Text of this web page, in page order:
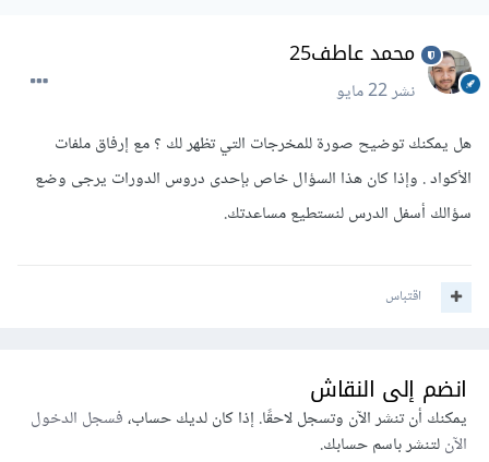
محمد عاطف25
نشر22 مايو
هل يمكنك توضيح صورة للمخرجات التي تظهر لك ؟ مع إرفاق ملفات
الأكواد . وإذا كان هذا السؤال خاص بإحدى دروس الدورات يرجى وضع
سؤالك أسفل الدرس لنستطيع مساعدتك.
اقتباس
انضم إلى النقاش
يمكنك أن تنشر الآن وتسجل لاحقًا. إذا كان لديك حساب،فسجل الدخول
الآنلتنشر باسم حسابك.